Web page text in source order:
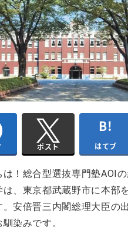
ポスト はてブ
は！総合型選抜専門塾AOIの
は、東京都武蔵野市に本部
。安倍晋三内閣総理大臣の
染みです。